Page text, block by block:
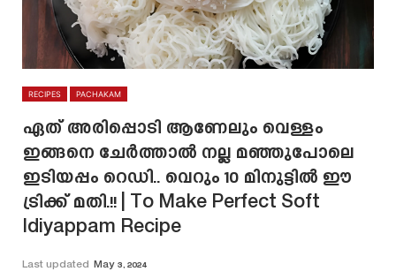
RECIPES PACHAKAM
ഏത് അരിപ്പൊടി ആണേലും വെള്ളം
ഇങ്ങനെ ചേർത്താൽ നല്ല മഞ്ഞുപോലെ
ഇടിയപ്പം റെഡി.. വെറും 10 മിനുട്ടിൽ ഈ
ട്രിക്ക് മതി.!! | To Make Perfect Soft
Idiyappam Recipe
Last updated May 3, 2024